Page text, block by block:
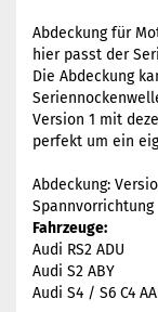
Abdeckung für
hier passt der
Die Abdeckung
Version 1 mit
perfekt um ein
Abdeckung:
Spannvorrichtung
Fahrzeuge:
Audi RS2 ADU
Audi S2 ABY
Audi S4 / S6 C4